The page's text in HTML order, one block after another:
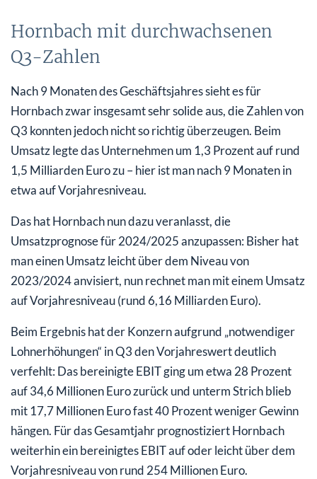
Hornbach mit durchwachsenen
Q3-Zahlen
Nach 9 Monaten des Geschäftsjahres sieht es für
Hornbach zwar insgesamt sehr solide aus, die Zahlen von
Q3 konnten jedoch nicht so richtig überzeugen. Beim
Umsatz legte das Unternehmen um 1,3 Prozent auf rund
1,5 Milliarden Euro zu – hier ist man nach 9 Monaten in
etwa auf Vorjahresniveau.
Das hat Hornbach nun dazu veranlasst, die
Umsatzprognose für 2024/2025 anzupassen: Bisher hat
man einen Umsatz leicht über dem Niveau von
2023/2024 anvisiert, nun rechnet man mit einem Umsatz
auf Vorjahresniveau (rund 6,16 Milliarden Euro).
Beim Ergebnis hat der Konzern aufgrund „notwendiger
Lohnerhöhungen“ in Q3 den Vorjahreswert deutlich
verfehlt: Das bereinigte EBIT ging um etwa 28 Prozent
auf 34,6 Millionen Euro zurück und unterm Strich blieb
mit 17,7 Millionen Euro fast 40 Prozent weniger Gewinn
hängen. Für das Gesamtjahr prognostiziert Hornbach
weiterhin ein bereinigtes EBIT auf oder leicht über dem
Vorjahresniveau von rund 254 Millionen Euro.